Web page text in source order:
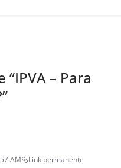
“IPVA – Para
”
AM Link permanente